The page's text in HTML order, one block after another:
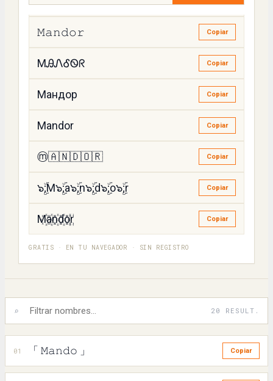
𝙼𝚊𝚗𝚍𝚘𝚛 Copiar
MᎯᏁᎴᏫᖇ Copiar
Мандор Copiar
Mandor Copiar
ⓜ️🇦🇳🇩🇴🇷 Copiar
๖ۣۜ;M๖ۣۜ;a๖ۣۜ;n๖ۣۜ;d๖ۣۜ;o๖ۣۜ;r Copiar
M꙰a꙰n꙰d꙰o꙰r꙰ Copiar
GRATIS · EN TU NAVEGADOR · SIN REGISTRO
⌕ 20 RESULT.
01 「 𝙼𝚊𝚗𝚍𝚘 」 Copiar